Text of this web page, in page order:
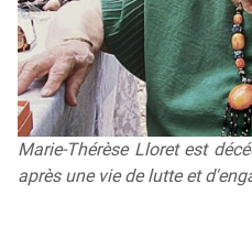
Marie-Thérèse Lloret est
après une vie de lutte et